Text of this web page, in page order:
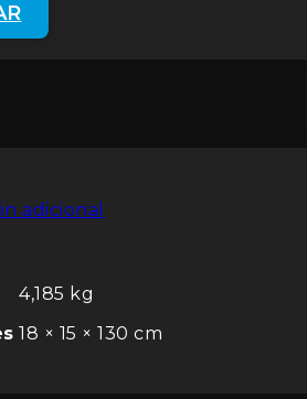
adicional
4,185 kg
18 × 15 × 130 cm